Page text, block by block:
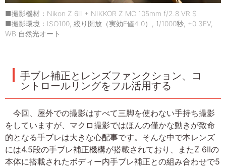
■撮影機材：Nikon Z 6II + NIKKOR Z MC 105mm f/2.8 VR S
■撮影環境：ISO100, 絞り開放（実効F値4.0）, 1/1000秒, +0.3EV,
WB 自然光オート
手ブレ補正とレンズファンクション、コ
ントロールリングをフル活用する
今回、屋外での撮影はすべて三脚を使わない手持ち撮影
をしていますが、マクロ撮影ではほんの僅かな動きが致命
的となる手ブレは大きな心配事です。そんな中で本レンズ
には4.5段の手ブレ補正機構が搭載されており、またZ 6IIの
本体に搭載されたボディー内手ブレ補正との組み合わせで5